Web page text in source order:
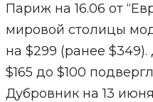
Париж на 16.06 от
мировой столицы
на $299 (ранее
$165 до $100
Дубровник на 13 июня